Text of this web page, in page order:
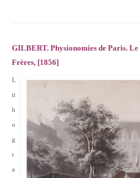
GILBERT. Physionomies de Pari­s.
Frères, [1856]
L
it
h
o
g
r
a